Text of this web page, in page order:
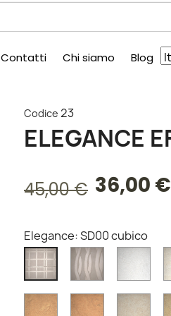
Contatti Chi siamo Blog
Codice 23
ELEGANCE
45,00 € 36,00 €
Elegance: SD00 cubico
SD00
cubico
SD00
SD07 SD08